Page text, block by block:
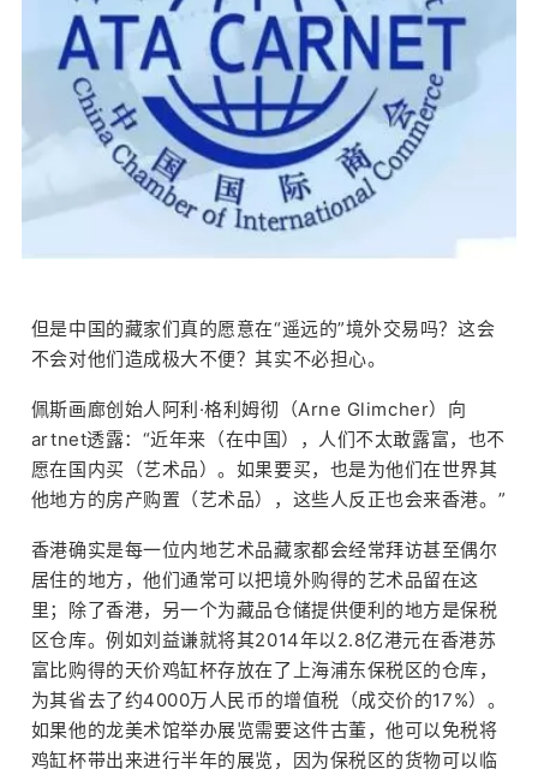
但是中国的藏家们真的愿意在“遥远的”境外交易吗？这会
不会对他们造成极大不便？其实不必担心。
佩斯画廊创始人阿利·格利姆彻（Arne Glimcher）向
artnet透露：“近年来（在中国），人们不太敢露富，也不
愿在国内买（艺术品）。如果要买，也是为他们在世界其
他地方的房产购置（艺术品），这些人反正也会来香港。”
香港确实是每一位内地艺术品藏家都会经常拜访甚至偶尔
居住的地方，他们通常可以把境外购得的艺术品留在这
里；除了香港，另一个为藏品仓储提供便利的地方是保税
区仓库。例如刘益谦就将其2014年以2.8亿港元在香港苏
富比购得的天价鸡缸杯存放在了上海浦东保税区的仓库，
为其省去了约4000万人民币的增值税（成交价的17%）。
如果他的龙美术馆举办展览需要这件古董，他可以免税将
鸡缸杯带出来进行半年的展览，因为保税区的货物可以临